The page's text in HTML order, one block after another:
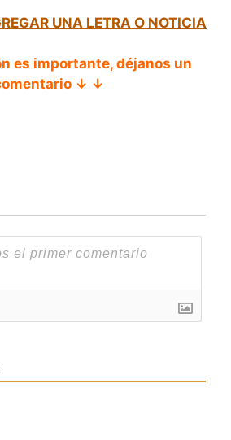
UNA LETRA O NOTICIA
es importante, déjanos un
↓ ↓